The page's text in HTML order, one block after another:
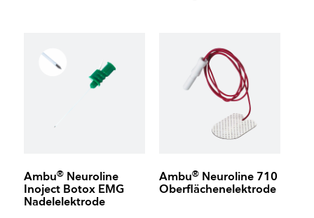
Ambu® Neuroline
Inoject Botox EMG
Nadelelektrode
Ambu®Neuroline 710
Oberflächenelektrode